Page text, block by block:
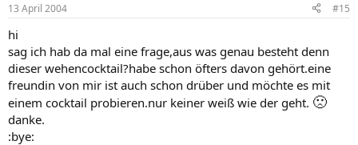
13 April 2004 #15
hi
sag ich hab da mal eine frage,aus was genau besteht denn
dieser wehencocktail?habe schon öfters davon gehört.eine
freundin von mir ist auch schon drüber und möchte es mit
einem cocktail probieren.nur keiner weiß wie der geht. 🙁
danke.
:bye: